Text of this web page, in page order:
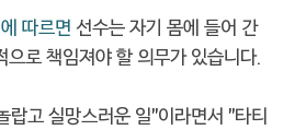
따르면 선수는 자기 몸에 들어 간
으로 책임져야 할 의무가 있습니다.
랍고 실망스러운 일"이라면서 "타티